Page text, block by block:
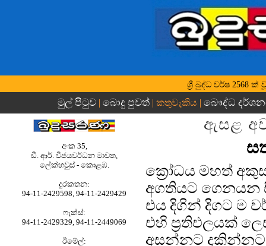
ශ්‍රී බුද්ධ වර්ෂ 2568 ක්
මුල් පිටුව | බොදු පුවත් | කතුවැකිය | බෞද්ධ
අංක 35,
ඩී. ආර්. විජයවර්ධන මාවත,
ලේක්හවුස් - කොළඹ.
දුරකතන‍‍:
94-11-2429598, 94-11-2429429
ෆැක්ස්:
94-11-2429329, 94-11-2449069
ඊමේල්:
ඇසළ අව
ක්‍රෝධය මහත්
අගතියට ගෙනයන
එය දිගින් දිගට ම
එහි ප්‍රතිඵලයක්
අසන්නට දකින්නට